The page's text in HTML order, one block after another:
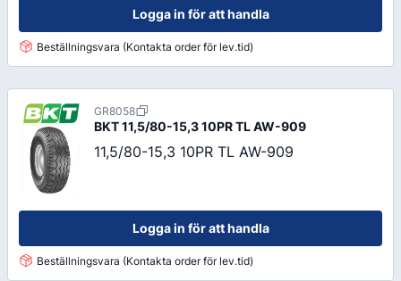
Logga in för att handla
Beställningsvara (Kontakta order för lev.tid)
GR8058
BKT11,5/80-15,3 10PR TL AW-909
11,5/80-15,3 10PR TL AW-909
Logga in för att handla
Beställningsvara (Kontakta order för lev.tid)